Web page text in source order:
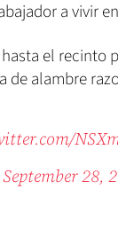
a vivir
el recinto
alambre
September 28,